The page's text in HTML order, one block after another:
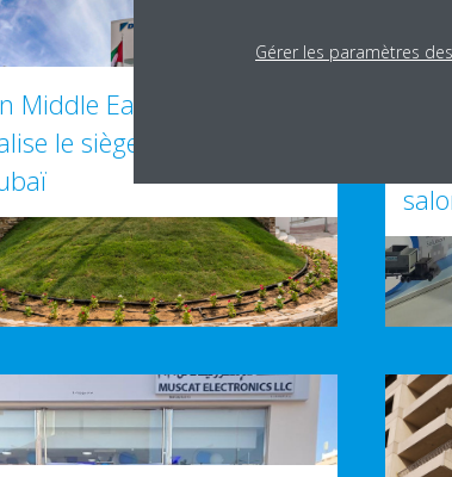
Middle East and Africa
le siège social régional
Gérer les paramètres